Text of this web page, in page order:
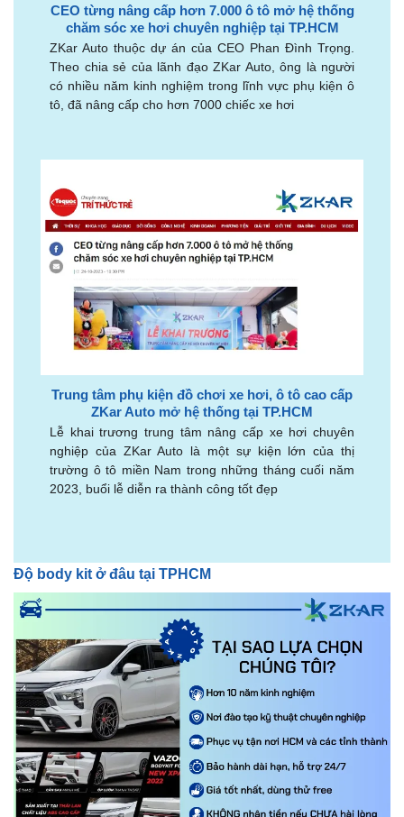
CEO từng nâng cấp hơn 7.000 ô tô mở hệ thống
chăm sóc xe hơi chuyên nghiệp tại TP.HCM
ZKar Auto thuộc dự án của CEO Phan Đình Trọng.
Theo chia sẻ của lãnh đạo ZKar Auto, ông là người
có nhiều năm kinh nghiệm trong lĩnh vực phụ kiện ô
tô, đã nâng cấp cho hơn 7000 chiếc xe hơi
Trung tâm phụ kiện đồ chơi xe hơi, ô tô cao cấp
ZKar Auto mở hệ thống tại TP.HCM
Lễ khai trương trung tâm nâng cấp xe hơi chuyên
nghiệp của ZKar Auto là một sự kiện lớn của thị
trường ô tô miền Nam trong những tháng cuối năm
2023, buổi lễ diễn ra thành công tốt đẹp
Độ body kit ở đâu tại TPHCM